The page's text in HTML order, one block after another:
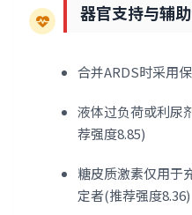
器官支持与辅
合并ARDS时采用
液体过负荷或利尿
荐强度8.85)
糖皮质激素仅用于
定者(推荐强度8.36)